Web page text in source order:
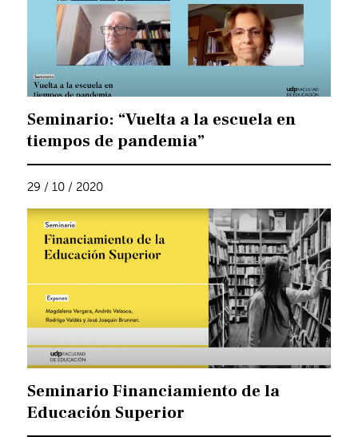
Seminario: “Vuelta a la escuela en
tiempos de pandemia”
29 / 10 / 2020
Seminario Financiamiento de la
Educación Superior